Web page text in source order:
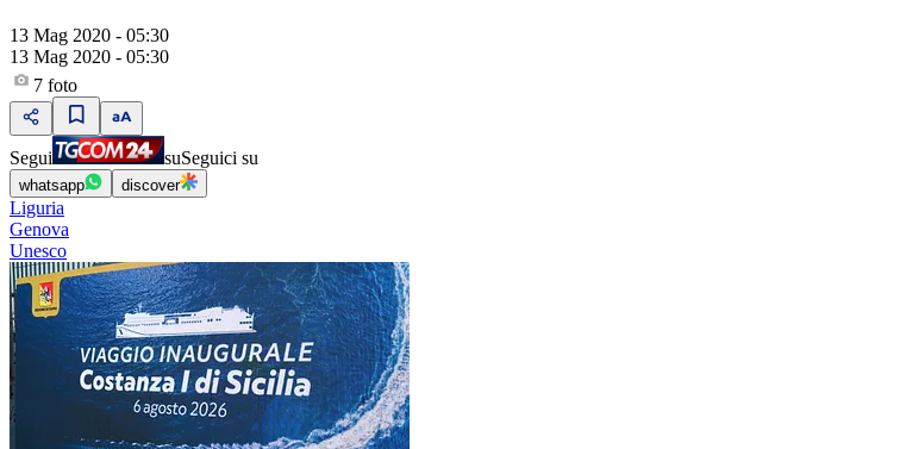
13 Mag 2020 - 05:30
13 Mag 2020 - 05:30
7 foto
Segui suSeguici su
whatsapp discover
Liguria
Genova
Unesco